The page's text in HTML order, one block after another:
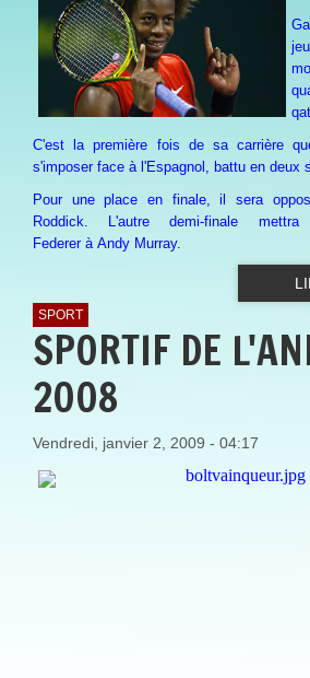
C'est la première fois de sa carrière
s'imposer face à l'Espagnol, battu en deux
Pour une place en finale, il sera
Roddick . L'autre demi-finale
Federerà Andy Murray.
SPORT
SPORTIF DE
2008
Vendredi, janvier 2, 2009 - 04:17